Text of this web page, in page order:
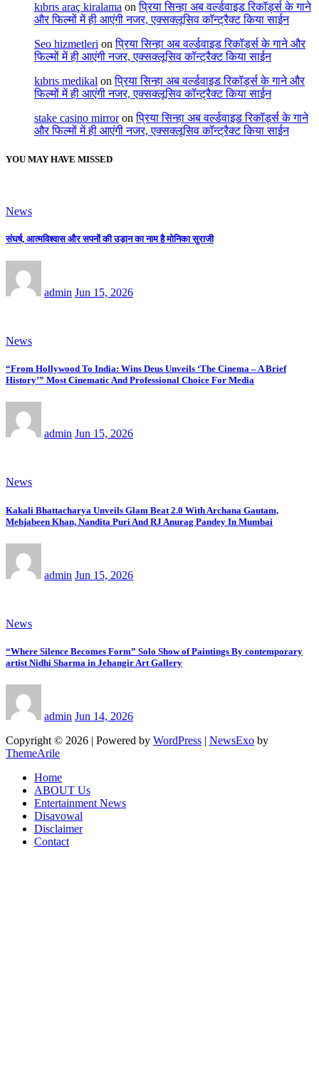
kıbrıs araç kiralama onप्रिया सिन्हा अब वर्ल्डवाइड रिकॉर्ड्स के गाने
और फिल्मों में ही आएंगी नजर, एक्सक्लूसिव कॉन्ट्रैक्ट किया साईन
Seo hizmetleri onप्रिया सिन्हा अब वर्ल्डवाइड रिकॉर्ड्स के गाने और
फिल्मों में ही आएंगी नजर, एक्सक्लूसिव कॉन्ट्रैक्ट किया साईन
kıbrıs medikal onप्रिया सिन्हा अब वर्ल्डवाइड रिकॉर्ड्स के गाने और
फिल्मों में ही आएंगी नजर, एक्सक्लूसिव कॉन्ट्रैक्ट किया साईन
stake casino mirroronप्रिया सिन्हा अब वर्ल्डवाइड रिकॉर्ड्स के गाने
और फिल्मों में ही आएंगी नजर, एक्सक्लूसिव कॉन्ट्रैक्ट किया साईन
YOU MAY HAVE MISSED
News
संघर्ष, आत्मविश्वास और सपनों की उड़ान का नाम है मोनिका सुराजी
admin Jun 15, 2026
News
“From Hollywood To India: Wins Deus Unveils ‘The Cinema – A Brief
History’” Most Cinematic And Professional Choice For Media
admin Jun 15, 2026
News
Kakali Bhattacharya Unveils Glam Beat 2.0 With Archana Gautam,
Mehjabeen Khan, Nandita Puri And RJ Anurag Pandey In Mumbai
admin Jun 15, 2026
News
“Where Silence Becomes Form” Solo Show of Paintings By contemporary
artist Nidhi Sharma in Jehangir Art Gallery
admin Jun 14, 2026
Copyright © 2026 | Powered by WordPress | NewsExo by
ThemeArile
Home
ABOUT Us
Entertainment News
Disavowal
Disclaimer
Contact